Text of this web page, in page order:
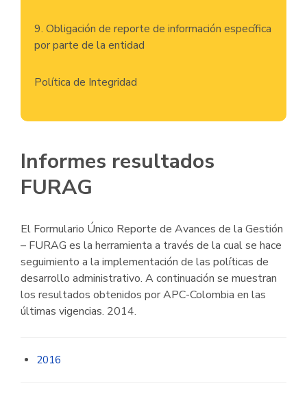
9. Obligación de reporte de información específica
por parte de la entidad
Política de Integridad
Informes resultados
FURAG
El Formulario Único Reporte de Avances de la Gestión
– FURAG es la herramienta a través de la cual se hace
seguimiento a la implementación de las políticas de
desarrollo administrativo. A continuación se muestran
los resultados obtenidos por APC-Colombia en las
últimas vigencias. 2014.
2016